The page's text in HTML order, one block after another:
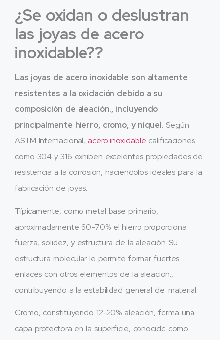
¿Se oxidan o deslustran
las joyas de acero
inoxidable??
Las joyas de acero inoxidable son altamente
resistentes a la oxidación debido a su
composición de aleación., incluyendo
principalmente hierro, cromo, y níquel. Según
ASTM Internacional, acero inoxidable calificaciones
como 304 y 316 exhiben excelentes propiedades de
resistencia a la corrosión, haciéndolos ideales para la
fabricación de joyas..
Típicamente, como metal base primario,
aproximadamente 60-70% el hierro proporciona
fuerza, solidez, y estructura de la aleación. Su
estructura molecular le permite formar fuertes
enlaces con otros elementos de la aleación.,
contribuyendo a la estabilidad general del material.
Cromo, constituyendo 12-20% aleación, forma una
capa protectora en la superficie, conocido como